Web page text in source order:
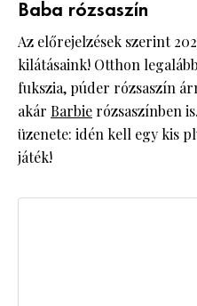
Baba rózsaszín
Az előrejelzések szerint
kilátásaink! Otthon
fukszia, púder rózsaszín
akár Barbie rózsaszínben
üzenete: idén kell egy kis
játék!